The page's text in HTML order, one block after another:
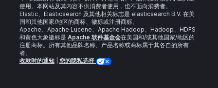
使用。本网站及其内容不供消费者使用，也不面向消费者。
Elastic、Elasticsearch 及其他相关标志是 elasticsearch B.V. 在美
国和其他国家/地区的商标、徽标或注册商标。
Apache、Apache Lucene、Apache Hadoop、Hadoop、HDFS
和黄色大象徽标是 Apache 软件基金会在美国和/或其他国家/地区的
注册商标。所有其他品牌名称、产品名称或商标属于其各自的所有
者。
收款时的通知
您的隐私选择